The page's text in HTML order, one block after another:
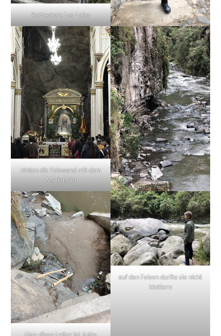
Kathedrale Las Lajas
hinten die Felswand mit dem
Marienbild
auf den Felsen durfte sie nicht
klettern